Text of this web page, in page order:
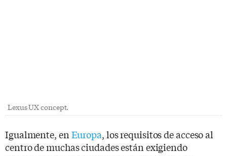
Lexus UX concept.
Igualmente, enEuropa, los requisitos de acceso al
centro de muchas ciudades están exigiendo